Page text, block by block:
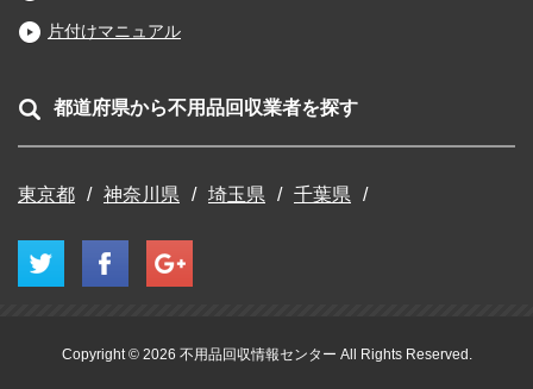
片付けマニュアル
都道府県から不用品回収業者を探す
東京都 神奈川県 埼玉県 千葉県
Copyright © 2026 不用品回収情報センター All Rights Reserved.